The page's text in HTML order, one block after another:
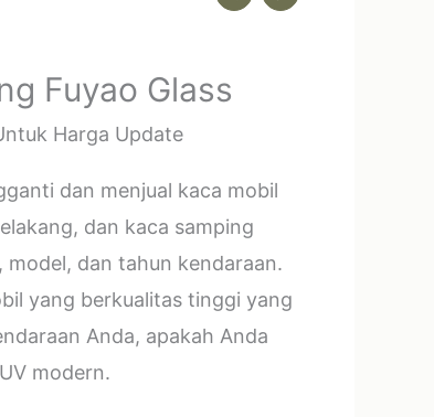
Fuyao Glass
Harga Update
dan menjual kaca mobil
dan kaca samping
dan tahun kendaraan.
yang berkualitas tinggi yang
Anda, apakah Anda
modern.